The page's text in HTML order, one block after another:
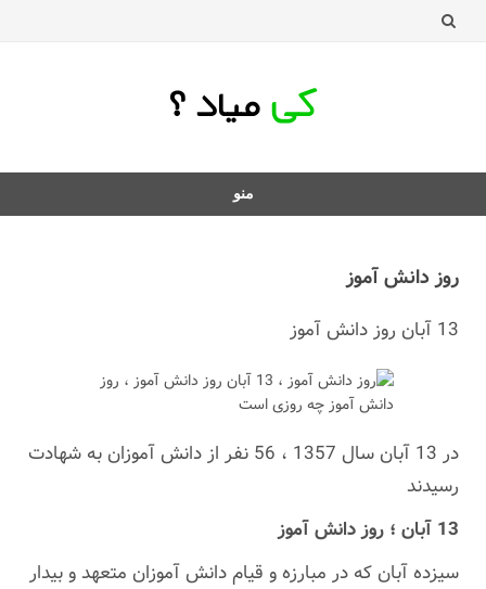
منو
روز دانش آموز
13 آبان روز دانش آموز
در 13 آبان سال 1357 ، 56 نفر از دانش آموزان به شهادت
رسیدند
13 آبان ؛ روز دانش آموز
سیزده آبان که در مبارزه و قیام دانش آموزان متعهد و بیدار